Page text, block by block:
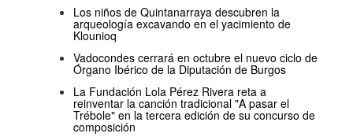
Los niños de Quintanarraya descubren la
arqueología excavando en el yacimiento de
Klounioq
Vadocondes cerrará en octubre el nuevo ciclo de
Órgano Ibérico de la Diputación de Burgos
La Fundación Lola Pérez Rivera reta a
reinventar la canción tradicional "A pasar el
Trébole" en la tercera edición de su concurso de
composición